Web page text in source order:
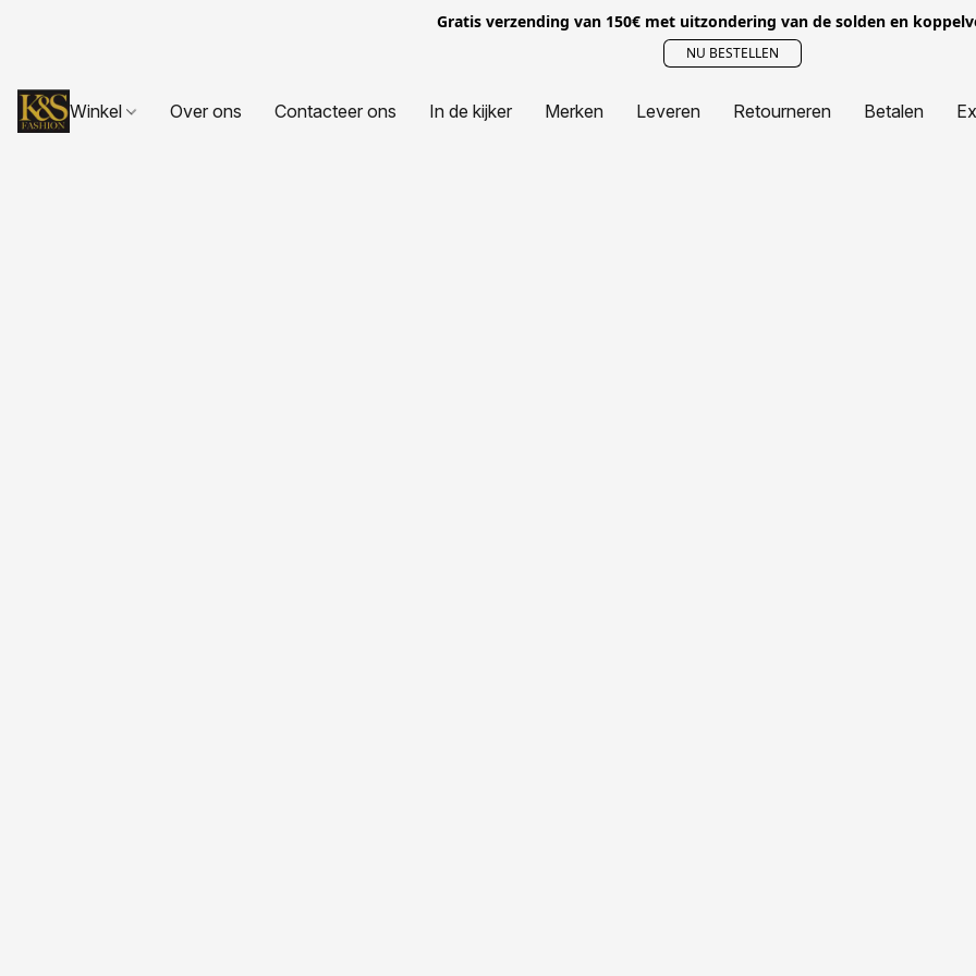
Gratis verzending van 150€ met uitzondering van de solden en
NU BESTELLEN
Winkel Over ons Contacteer ons In de kijker Merken Leveren Retourneren Betalen